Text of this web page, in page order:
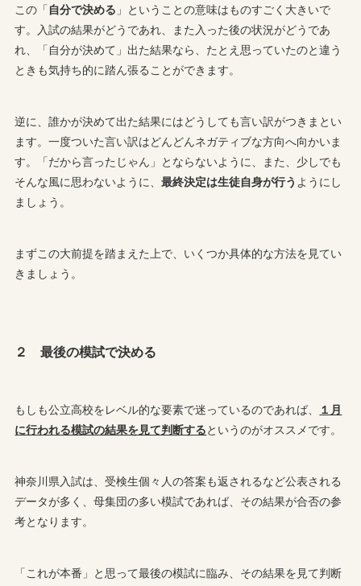
この「自分で決める 」ということの意味はものすごく大きいで
す。入試の結果がどうであれ、また入った後の状況がどうであ
れ、「自分が決めて」出た結果なら、たとえ思っていたのと違う
ときも気持ち的に踏ん張ることができます。
逆に、誰かが決めて出た結果にはどうしても言い訳がつきまとい
ます。一度ついた言い訳はどんどんネガティブな方向へ向かいま
す。「だから言ったじゃん」とならないように、また、少しでも
そんな風に思わないように、最終決定は生徒自身が行う ようにし
ましょう。
まずこの大前提を踏まえた上で、いくつか具体的な方法を見てい
きましょう。
２ 最後の模試で決める
もしも公立高校をレベル的な要素で迷っているのであれば、
１月
に行われる模試の結果を見て判断するというのがオススメです。
神奈川県入試は、受検生個々人の答案も返されるなど公表される
データが多く、母集団の多い模試であれば、その結果が合否の参
考となります。
「これが本番」と思って最後の模試に臨み、その結果を見て判断